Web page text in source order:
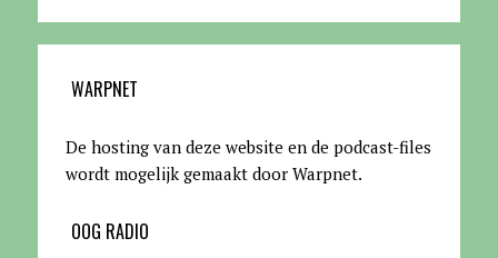
WARPNET
De hosting van deze website en de podcast-files
wordt mogelijk gemaakt door Warpnet.
OOG RADIO